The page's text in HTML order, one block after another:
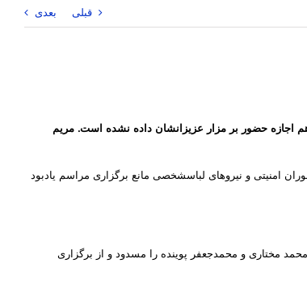
قبلی بعدی
اجازه حضور بر مزار عزیزانشان داده نشده است. مریم
طاهر مهرشهر کرج خبر داده بود،‌ امروز جمعه ۱۶ آذرماه در بیانیه‌ای اعلام کرد که ماموران امنیتی و نیروهای لباسشخصی مانع برگزاری مراسم یادبود
مختاری و محمدجعفر پوینده را مسدود و از برگزاری